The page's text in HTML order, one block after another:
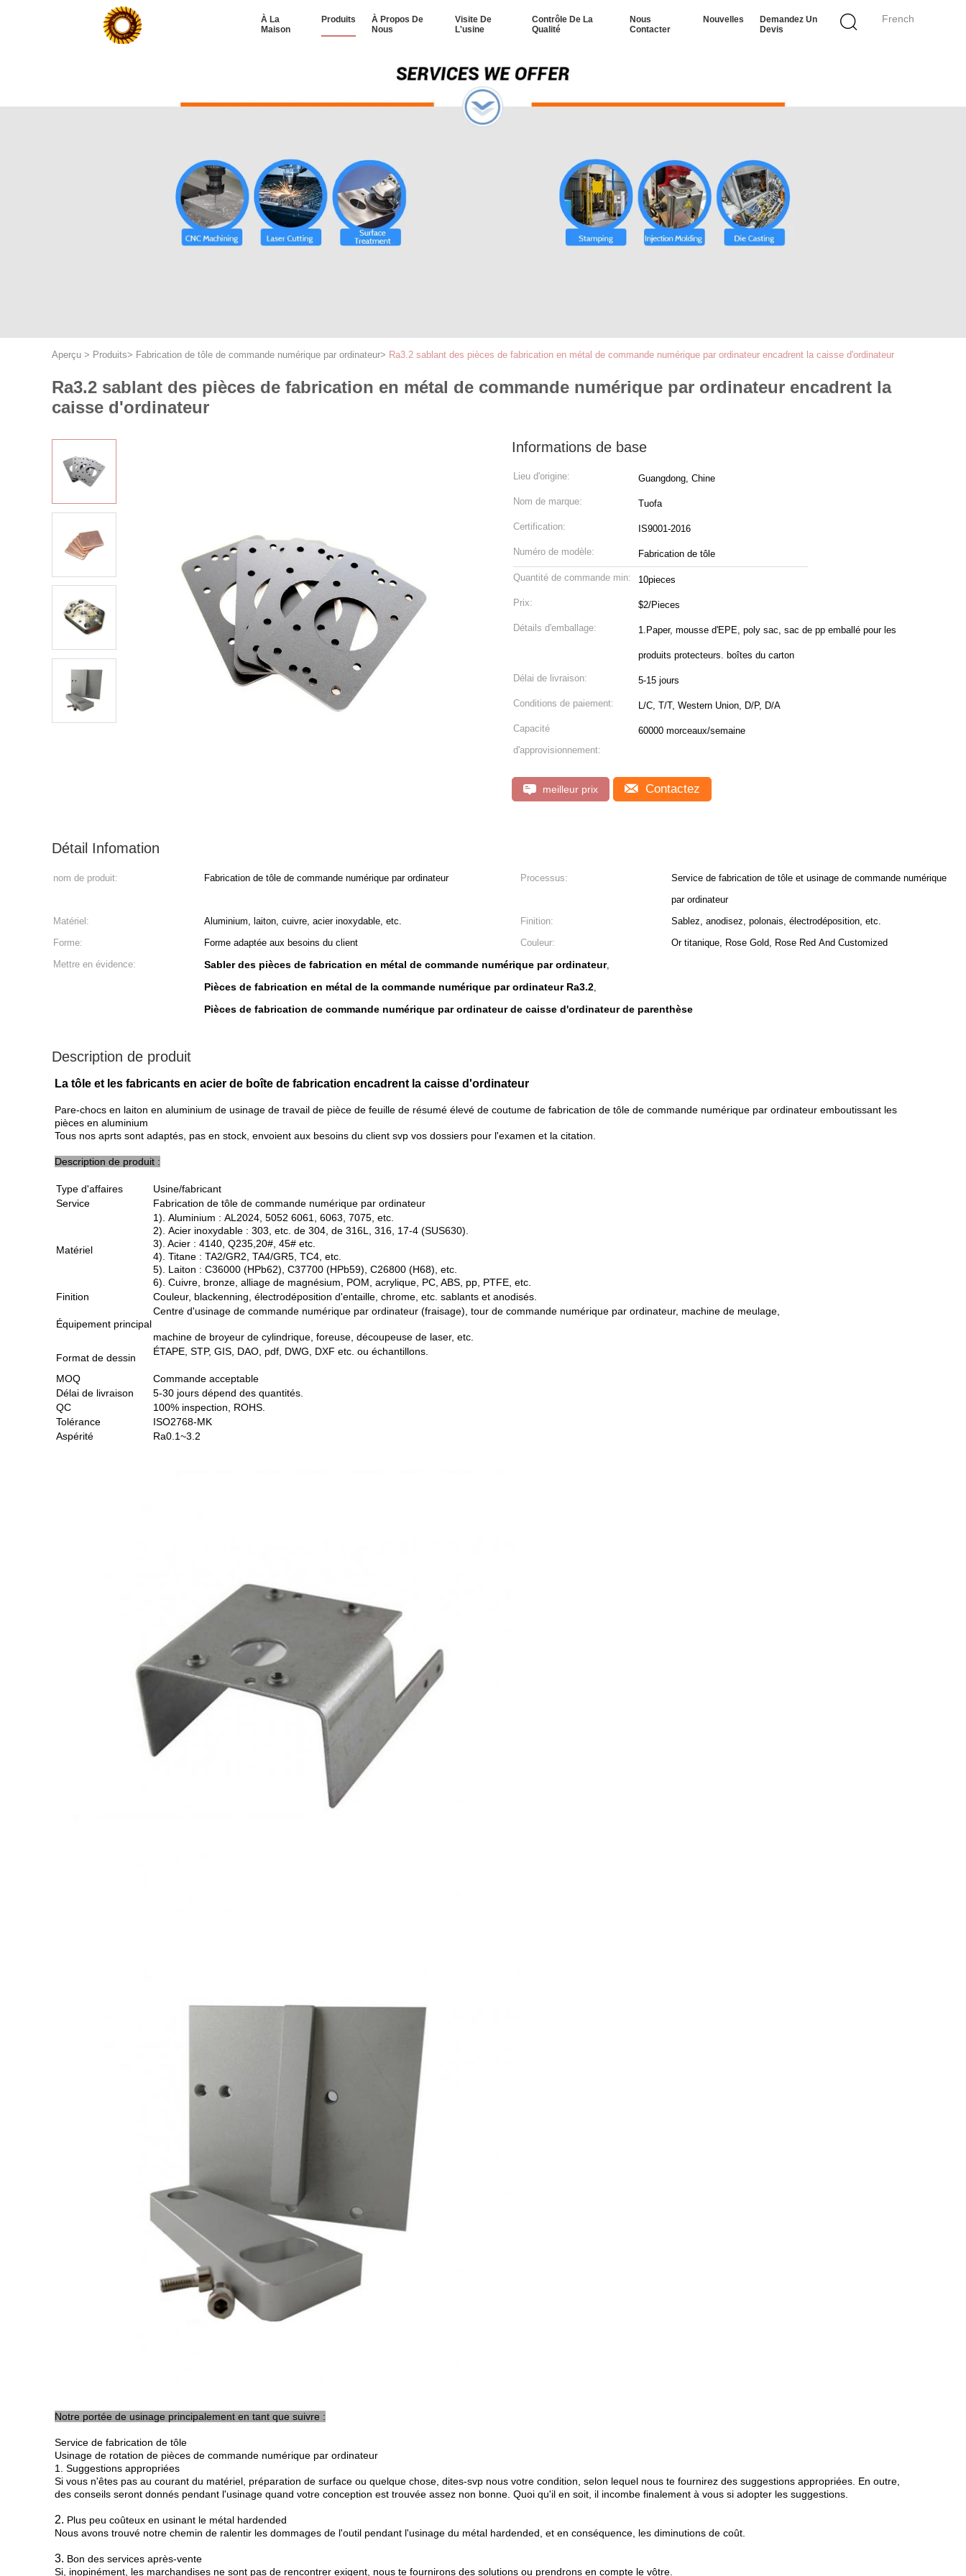
French
À La
Maison
Produits
À Propos De
Nous
Visite De
L'usine
Contrôle De La
Qualité
Nous
Contacter
Nouvelles
Demandez Un
Devis
Aperçu > Produits> Fabrication de tôle de commande numérique par ordinateur> Ra3.2 sablant des pièces de fabrication en métal de commande numérique par ordinateur encadrent la caisse d'ordinateur
Ra3.2 sablant des pièces de fabrication en métal de commande numérique par ordinateur encadrent la
caisse d'ordinateur
Informations de base
Lieu d'origine: Guangdong, Chine
Nom de marque: Tuofa
Certification: IS9001-2016
Numéro de modèle: Fabrication de tôle
Quantité de commande min: 10pieces
Prix: $2/Pieces
Détails d'emballage: 1.Paper, mousse d'EPE, poly sac, sac de pp emballé pour les
produits protecteurs. boîtes du carton
Délai de livraison: 5-15 jours
Conditions de paiement: L/C, T/T, Western Union, D/P, D/A
Capacité
d'approvisionnement:
60000 morceaux/semaine
meilleur prix Contactez
Détail Infomation
nom de produit: Fabrication de tôle de commande numérique par ordinateur Processus:
Service de fabrication de tôle et usinage de commande numérique
par ordinateur
Matériel:
Aluminium, laiton, cuivre, acier inoxydable, etc. Finition:
Sablez, anodisez, polonais, électrodéposition, etc.
Forme:
Forme adaptée aux besoins du client Couleur:
Or titanique, Rose Gold, Rose Red And Customized
Mettre en évidence:
Sabler des pièces de fabrication en métal de commande numérique par ordinateur,
Pièces de fabrication en métal de la commande numérique par ordinateur Ra3.2,
Pièces de fabrication de commande numérique par ordinateur de caisse d'ordinateur de parenthèse
Description de produit
La tôle et les fabricants en acier de boîte de fabrication encadrent la caisse d'ordinateur
Pare-chocs en laiton en aluminium de usinage de travail de pièce de feuille de résumé élevé de coutume de fabrication de tôle de commande numérique par ordinateur emboutissant les
pièces en aluminium
Tous nos aprts sont adaptés, pas en stock, envoient aux besoins du client svp vos dossiers pour l'examen et la citation.
Description de produit :
Type d'affaires
Usine/fabricant
Service
Fabrication de tôle de commande numérique par ordinateur
Matériel
1). Aluminium : AL2024, 5052 6061, 6063, 7075, etc.
2). Acier inoxydable : 303, etc. de 304, de 316L, 316, 17-4 (SUS630).
3). Acier : 4140, Q235,20#, 45# etc.
4). Titane : TA2/GR2, TA4/GR5, TC4, etc.
5). Laiton : C36000 (HPb62), C37700 (HPb59), C26800 (H68), etc.
6). Cuivre, bronze, alliage de magnésium, POM, acrylique, PC, ABS, pp, PTFE, etc.
Finition
Couleur, blackenning, électrodéposition d'entaille, chrome, etc. sablants et anodisés.
Équipement principal
Centre d'usinage de commande numérique par ordinateur (fraisage), tour de commande numérique par ordinateur, machine de meulage,
machine de broyeur de cylindrique, foreuse, découpeuse de laser, etc.
Format de dessin
ÉTAPE, STP, GIS, DAO, pdf, DWG, DXF etc. ou échantillons.
MOQ
Commande acceptable
Délai de livraison
5-30 jours dépend des quantités.
QC
100% inspection, ROHS.
Tolérance
ISO2768-MK
Aspérité
Ra0.1~3.2
Notre portée de usinage principalement en tant que suivre :
Service de fabrication de tôle
Usinage de rotation de pièces de commande numérique par ordinateur
1. Suggestions appropriées
Si vous n'êtes pas au courant du matériel, préparation de surface ou quelque chose, dites-svp nous votre condition, selon lequel nous te fournirez des suggestions appropriées. En outre,
des conseils seront donnés pendant l'usinage quand votre conception est trouvée assez non bonne. Quoi qu'il en soit, il incombe finalement à vous si adopter les suggestions.
2. Plus peu coûteux en usinant le métal hardended
Nous avons trouvé notre chemin de ralentir les dommages de l'outil pendant l'usinage du métal hardended, et en conséquence, les diminutions de coût.
3. Bon des services après-vente
Si, inopinément, les marchandises ne sont pas de rencontrer exigent, nous te fournirons des solutions ou prendrons en compte le vôtre.